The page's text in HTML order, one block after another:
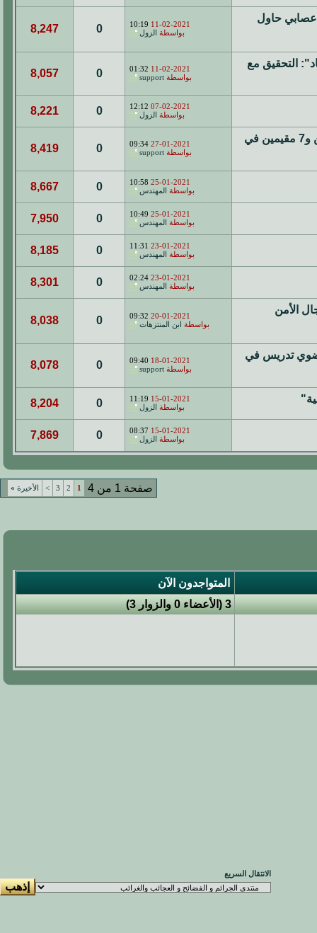
ريال لتشكيل عصابي حاول
11-02-2021
10:19
بواسطة
الزول 0
8,247
التحقيق مع 11-02-2021
01:32
بواسطة support
0
8,057
07-02-2021
12:12
بواسطة
الزول 0
8,221
نزاهة" تضبط 7 رجال أعمال و12 موظف بنك وضابط صف و5 مواطنين و7 مقيمين في 27-01-2021
09:34
بواسطة support
0
8,419
25-01-2021
10:58
بواسطة
المهندس 0
8,667
25-01-2021
10:49
بواسطة
المهندس 0
7,950
23-01-2021
11:31
بواسطة
المهندس 0
8,185
23-01-2021
02:24
بواسطة
المهندس 0
8,301
الأمن
20-01-2021
09:32
بواسطة
ابن المنتزهات 0
8,038
وعضوي تدريس في 18-01-2021
09:40
بواسطة support
0
8,078
15-01-2021
11:19
بواسطة
الزول 0
8,204
15-01-2021
08:37
بواسطة
الزول 0
7,869
صفحة 1 من 4 1
2
3
> الأخيرة »
المتواجدون الآن
3 (الأعضاء 0 والزوار 3)
الانتقال السريع